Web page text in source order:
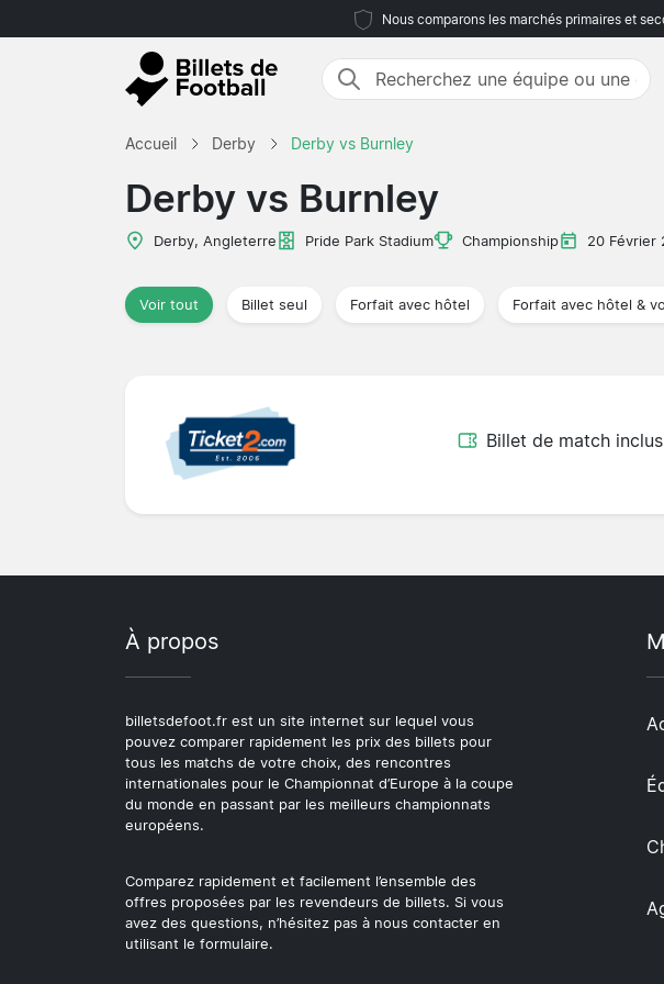
Nous comparons les marchés primaires et
Accueil Derby Derby vs Burnley
Derby vs Burnley
Derby, Angleterre Pride Park Stadium Championship 20 Février
Voir tout Billet seul Forfait avec hôtel Forfait avec hôtel &
Billet de match inclus
À propos
billetsdefoot.fr est un site internet sur lequel vous
pouvez comparer rapidement les prix des billets pour
tous les matchs de votre choix, des rencontres
internationales pour le Championnat d’Europe à la coupe
du monde en passant par les meilleurs championnats
européens.
Comparez rapidement et facilement l’ensemble des
offres proposées par les revendeurs de billets. Si vous
avez des questions, n’hésitez pas à nous contacter en
utilisant le formulaire.